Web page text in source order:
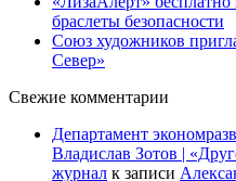
браслеты безопасности
Союз художников
Север»
Свежие комментарии
Департамент
Владислав Зотов |
журнал к записи